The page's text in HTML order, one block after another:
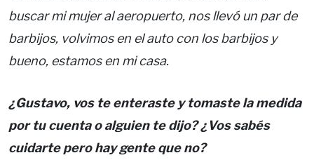
buscar mi mujer al aeropuerto, nos llevó un par de
barbijos, volvimos en el auto con los barbijos y
bueno, estamos en mi casa.
¿Gustavo, vos te enteraste y tomaste la medida
por tu cuenta o alguien te dijo? ¿Vos sabés
cuidarte pero hay gente que no?